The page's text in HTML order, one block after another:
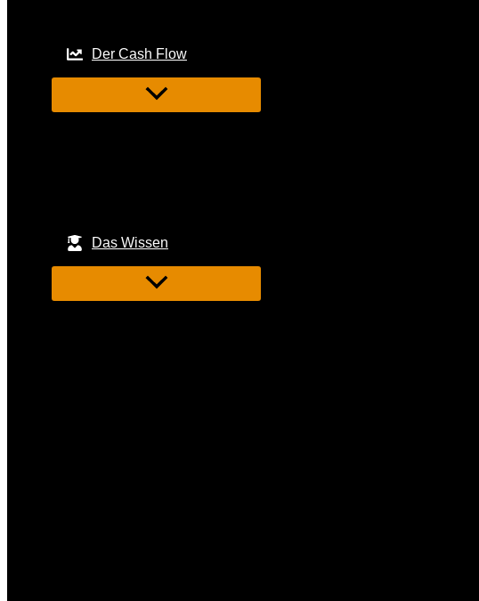
Der Cash Flow
Das Wissen